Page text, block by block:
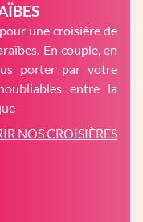
une croisière de
En couple, en
porter par votre
entre la
NOS CROISIÈRES